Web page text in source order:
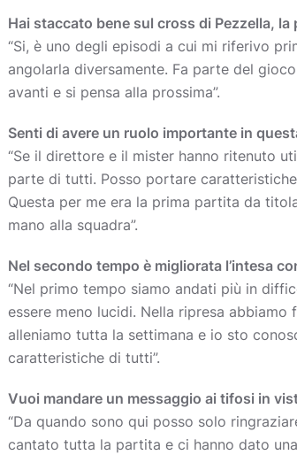
Hai staccato bene sul cross di Pezzella,
“Si, è uno degli episodi a cui mi riferivo
angolarla diversamente. Fa parte del
avanti e si pensa alla prossima”.
Senti di avere un ruolo importante in
“Se il direttore e il mister hanno ritenuto
parte di tutti. Posso portare
Questa per me era la prima partita da
mano alla squadra”.
Nel secondo tempo è migliorata l’intesa
“Nel primo tempo siamo andati più in
essere meno lucidi. Nella ripresa
alleniamo tutta la settimana e io sto
caratteristiche di tutti”.
Vuoi mandare un messaggio ai tifosi in
“Da quando sono qui posso solo
cantato tutta la partita e ci hanno dato